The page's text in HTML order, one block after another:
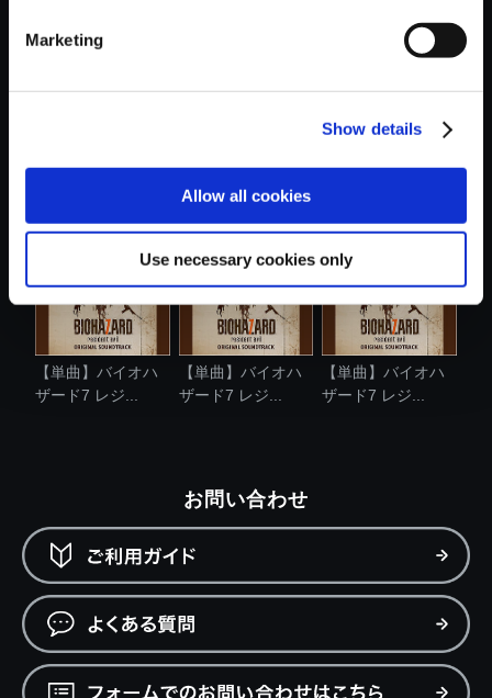
Marketing
Show details
Allow all cookies
Use necessary cookies only
【単曲】バイオハ
ザード7 レジ...
【単曲】バイオハ
ザード7 レジ...
【単曲】バイオハ
ザード7 レジ...
お問い合わせ